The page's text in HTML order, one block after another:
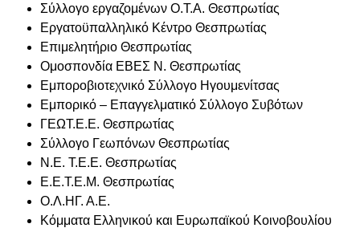
Σύλλογο εργαζομένων Ο.Τ.Α. Θεσπρωτίας
Εργατοϋπαλληλικό Κέντρο Θεσπρωτίας
Επιμελητήριο Θεσπρωτίας
Ομοσπονδία ΕΒΕΣ Ν. Θεσπρωτίας
Εμποροβιοτεχνικό Σύλλογο Ηγουμενίτσας
Εμπορικό – Επαγγελματικό Σύλλογο Συβότων
ΓΕΩΤ.Ε.Ε. Θεσπρωτίας
Σύλλογο Γεωπόνων Θεσπρωτίας
Ν.Ε. Τ.Ε.Ε. Θεσπρωτίας
Ε.Ε.Τ.Ε.Μ. Θεσπρωτίας
Ο.Λ.ΗΓ. Α.Ε.
Κόμματα Ελληνικού και Ευρωπαϊκού Κοινοβουλίου